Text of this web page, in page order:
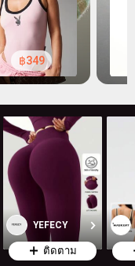
฿349
YEFECY
ติดตาม